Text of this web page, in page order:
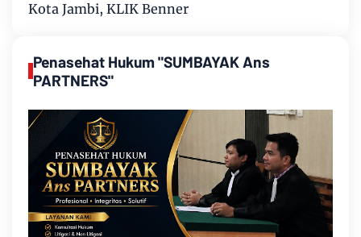
Kota Jambi, KLIK Benner
Penasehat Hukum "SUMBAYAK Ans
PARTNERS"